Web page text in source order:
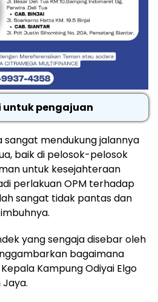
untuk pengajuan
sangat mendukung jalannya
baik di pelosok-pelosok
untuk kesejahteraan
perlakuan OPM terhadap
sangat tidak pantas dan
yang sengaja disebar oleh
bagaimana
Kampung Odiyai Elgo